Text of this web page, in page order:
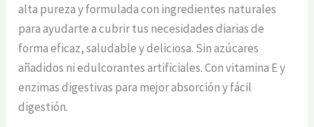
alta pureza y formulada con ingredientes naturales
para ayudarte a cubrir tus necesidades diarias de
forma eficaz, saludable y deliciosa. Sin azúcares
añadidos ni edulcorantes artificiales. Con vitamina E y
enzimas digestivas para mejor absorción y fácil
digestión.